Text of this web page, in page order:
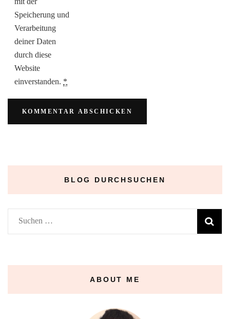
Speicherung und
Verarbeitung
deiner Daten
durch diese
Website
einverstanden. *
BLOG DURCHSUCHEN
Suchen
nach:
ABOUT ME